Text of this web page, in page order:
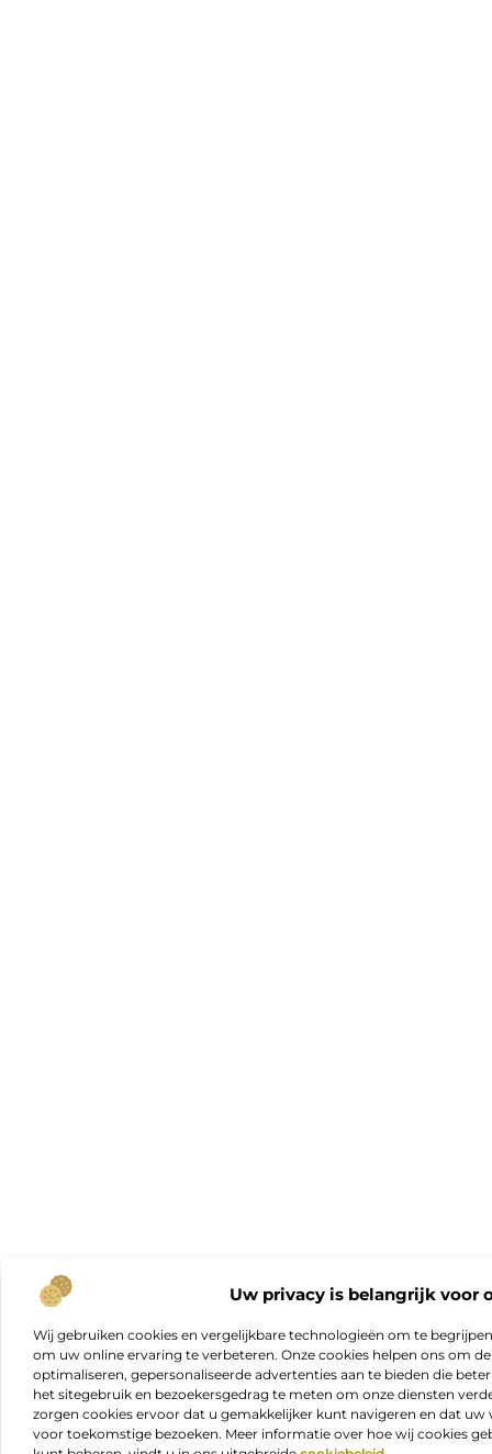
Uw privacy is belangrijk voor
Wij gebruiken cookies en vergelijkbare technologieën om te
om uw online ervaring te verbeteren. Onze cookies helpen ons om
optimaliseren, gepersonaliseerde advertenties aan te bieden die
het sitegebruik en bezoekersgedrag te meten om onze diensten
zorgen cookies ervoor dat u gemakkelijker kunt navigeren en dat
voor toekomstige bezoeken. Meer informatie over hoe wij cookies